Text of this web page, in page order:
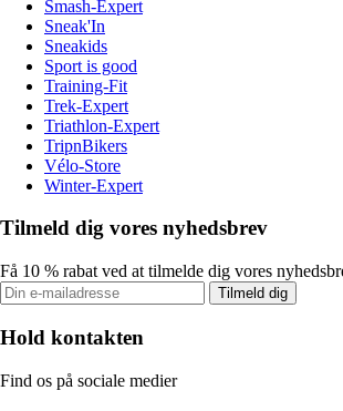
Smash-Expert
Sneak'In
Sneakids
Sport is good
Training-Fit
Trek-Expert
Triathlon-Expert
TripnBikers
Vélo-Store
Winter-Expert
Tilmeld dig vores nyhedsbrev
Få 10 % rabat ved at tilmelde dig vores
Tilmeld dig
Hold kontakten
Find os på sociale medier